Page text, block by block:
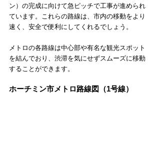
ン）の完成に向けて急ピッチで工事が進められ
ています。これらの路線は、市内の移動をより
速く、安全で便利にしてくれるでしょう。
メトロの各路線は中心部や有名な観光スポット
を結んでおり、渋滞を気にせずスムーズに移動
することができます。
ホーチミン市メトロ路線図（1号線）